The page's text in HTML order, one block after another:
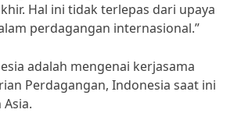
Hal ini tidak terlepas dari upaya
perdagangan internasional.”
adalah mengenai kerjasama
Perdagangan, Indonesia saat ini